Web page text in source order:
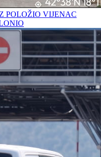
POLOŽIO VIJENAC